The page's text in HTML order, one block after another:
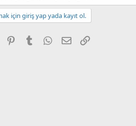
için giriş yap yada kayıt ol.
Reddit PinterestTumblr WhatsApp
E-posta